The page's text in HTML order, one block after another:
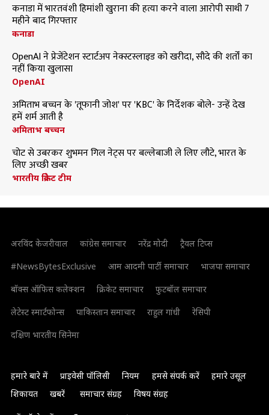
कनाडा में भारतवंशी हिमांशी खुराना की हत्या करने वाला आरोपी साथी 7
महीने बाद गिरफ्तार
कनाडा
OpenAI ने प्रेजेंटेशन स्टार्टअप नेक्स्टस्लाइड को खरीदा, सौदे की शर्तों का
नहीं किया खुलासा
OpenAI
अमिताभ बच्चन के 'तूफानी जोश' पर 'KBC' के निर्देशक बोले- उन्हें देख
हमें शर्म आती है
अमिताभ बच्चन
चोट से उबरकर शुभमन गिल नेट्स पर बल्लेबाजी ले लिए लौटे, भारत के
लिए अच्छी खबर
भारतीय क्रिकेट टीम
अरविंद केजरीवाल कांग्रेस समाचार नरेंद्र मोदी
ट्रैवल टिप्स
#NewsBytesExclusive
आम आदमी पार्टी समाचार
भाजपा समाचार
बॉक्स ऑफिस कलेक्शन
क्रिकेट समाचार
फुटबॉल समाचार
लेटेस्ट स्मार्टफोन्स
पाकिस्तान समाचार राहुल गांधी
रेसिपी
दक्षिण भारतीय सिनेमा
हमारे बारे में प्राइवेसी पॉलिसी नियम हमसे संपर्क करें
हमारे उसूल
शिकायत
खबरें समाचार संग्रह विषय संग्रह